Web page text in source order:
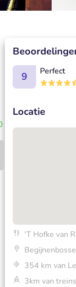
9
Perfect
Locatie
'T Hofke van
354 km van
3km van